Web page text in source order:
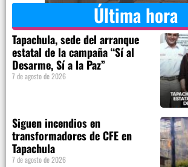
Última hora
Tapachula, sede del arranque
estatal de la campaña “Sí al
Desarme, Sí a la Paz”
7 de agosto de 2026
Siguen incendios en
transformadores de CFE en
Tapachula
7 de agosto de 2026